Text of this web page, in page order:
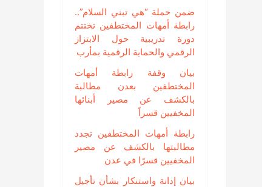
ضمن حملة “هي تبني السلام”..
رابطة أمهات المختطفين تختتم
دورة تدريبية حول الابتزاز
الرقمي والحماية الرقمية بمأرب
بيان وقفة رابطة أمهات
المختطفين بعدن مطالبة
بالكشف عن مصير أبنائها
المخفيين قسراً
رابطة أمهات المختطفين تجدد
مطالبتها بالكشف عن مصير
المخفيين قسرًا في عدن
بيان إدانة واستنكار بشأن تأجيل